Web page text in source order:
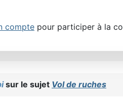
compte pour participer à la
sur le sujet Vol de ruches